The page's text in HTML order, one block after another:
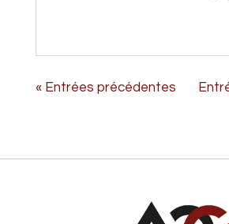
« Entrées précédentes